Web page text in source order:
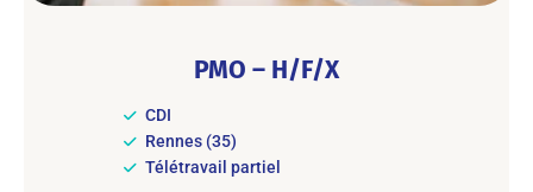
PMO – H/F/X
CDI
Rennes (35)
Télétravail partiel